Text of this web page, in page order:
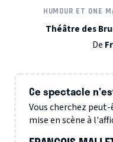
HUMOUR ET ONE
Théâtre des
De
Ce spectacle
Vous cherchez
mise en scène à